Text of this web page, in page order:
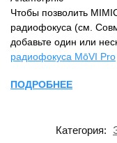
Чтобы позволить
радиофокуса (см.
добавьте один или
радиофокуса MōVI Pro
ПОДРОБНЕЕ
Категория: